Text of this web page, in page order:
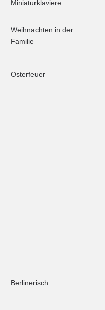
Miniaturklaviere
Weihnachten in der
Familie
Osterfeuer
Berlinerisch